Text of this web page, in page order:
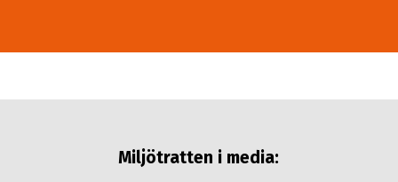
Miljötratten i media: